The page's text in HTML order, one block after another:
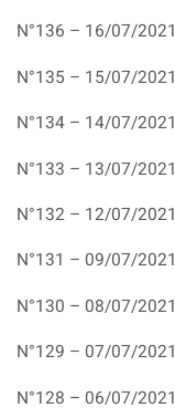
N°136 – 16/07/2021
N°135 – 15/07/2021
N°134 – 14/07/2021
N°133 – 13/07/2021
N°132 – 12/07/2021
N°131 – 09/07/2021
N°130 – 08/07/2021
N°129 – 07/07/2021
N°128 – 06/07/2021